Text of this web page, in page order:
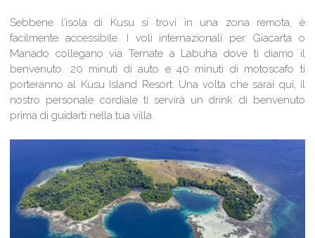
Sebbene l’isola di Kusu si trovi in ​​una zona remota, è
facilmente accessibile. I voli internazionali per Giacarta o
Manado collegano via Ternate a Labuha dove ti diamo il
benvenuto. 20 minuti di auto e 40 minuti di motoscafo ti
porteranno al Kusu Island Resort. Una volta che sarai qui, il
nostro personale cordiale ti servirà un drink di benvenuto
prima di guidarti nella tua villa.